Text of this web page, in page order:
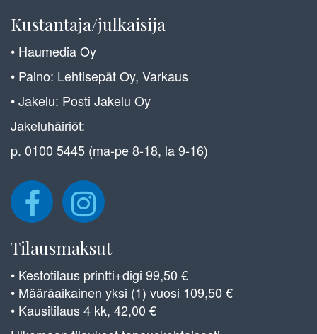
Kustantaja/julkaisija
• Haumedia Oy
• Paino: Lehtisepät Oy, Varkaus
• Jakelu: Posti Jakelu Oy
Jakeluhäiriöt:
p. 0100 5445 (ma-pe 8-18, la 9-16)
Tilausmaksut
• Kestotilaus printti+digi 99,50 €
• Määräaikainen yksi (1) vuosi 109,50 €
• Kausitilaus 4 kk, 42,00 €